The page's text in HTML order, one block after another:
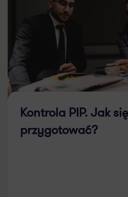
Kontrola PIP. Jak
przygotować?